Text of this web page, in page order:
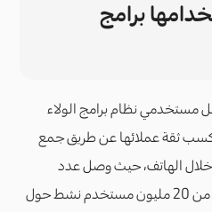
برامج
نظام برامج الولاء
ثقة عملائها عن طريق جمع
الهاتف، حيث وصل عدد
مستخدميه حتى الآن أكثر من 20 مليون مستخدم نشط حول